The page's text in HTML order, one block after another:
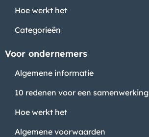
Hoe werkt het
Categorieën
Voor ondernemers
Algemene informatie
10 redenen voor een samenwerking
Hoe werkt het
Algemene voorwaarden